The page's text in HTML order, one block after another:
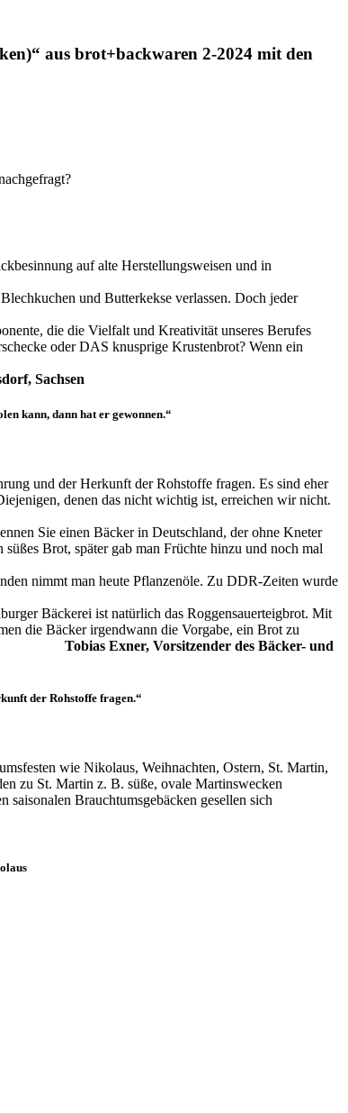
aus brot+backwaren 2-2024 mit den
auf alte Herstellungsweisen und in
und Butterkekse verlassen. Doch jeder
die die Vielfalt und Kreativität unseres Berufes
oder DAS knusprige Krustenbrot? Wenn ein
Sachsen
kann, dann hat er gewonnen.“
und der Herkunft der Rohstoffe fragen. Es sind eher
denen das nicht wichtig ist, erreichen wir nicht.
Sie einen Bäcker in Deutschland, der ohne Kneter
Brot, später gab man Früchte hinzu und noch mal
nimmt man heute Pflanzenöle. Zu DDR-Zeiten wurde
Bäckerei ist natürlich das Roggensauerteigbrot. Mit
die Bäcker irgendwann die Vorgabe, ein Brot zu
Tobias Exner, Vorsitzender des Bäcker- und
der Rohstoffe fragen.“
wie Nikolaus, Weihnachten, Ostern, St. Martin,
zu St. Martin z. B. süße, ovale Martinswecken
Brauchtumsgebäcken gesellen sich